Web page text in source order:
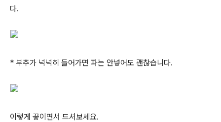
다.
* 부추가 넉넉히 들어가면 파는 안넣어도 괜찮습니다.
이렇게 끟이면서 드셔보세요.